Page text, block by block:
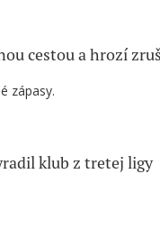
zápasy.
cestou a hrozí
klub z tretej ligy